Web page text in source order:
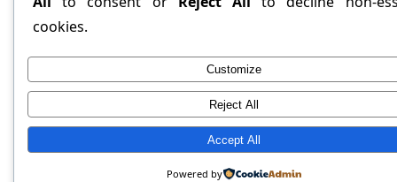
cookies.
Customize
Reject All
Accept All
Powered by